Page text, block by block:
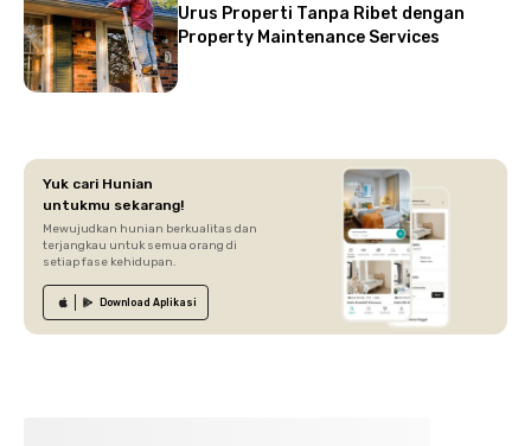
Urus Properti Tanpa Ribet dengan
Property Maintenance Services
Yuk cari Hunian
untukmu sekarang!
Mewujudkan hunian berkualitas dan
terjangkau untuk semua orang di
setiap fase kehidupan.
Download Aplikasi